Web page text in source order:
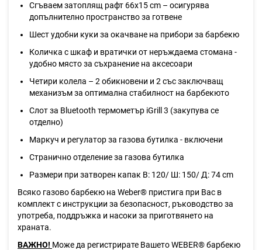
Сгъваем затоплящ рафт 66х15 cm – осигурява
допълнително пространство за готвене
Шест удобни куки за окачване на прибори за барбекю
Количка с шкаф и вратички от неръждаема стомана -
удобно място за съхранение на аксесоари
Четири колела – 2 обикновени и 2 със заключващ
механизъм за оптимална стабилност на барбекюто
Слот за Bluetooth термометър iGrill 3 (закупува се
отделно)
Маркуч и регулатор за газова бутилка - включени
Странично отделение за газова бутилка
Размери при затворен капак В: 120/ Ш: 150/ Д: 74 cm
Всяко газово барбекю на Weber® пристига при Вас в
комплект с инструкции за безопасност, ръководство за
употреба, поддръжка и насоки за приготвянето на
храната.
ВАЖНО! Може да регистрирате Вашето WEBER® барбекю